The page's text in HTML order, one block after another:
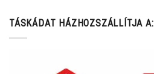
TÁSKÁDAT HÁZHOZSZÁLLÍTJA A: